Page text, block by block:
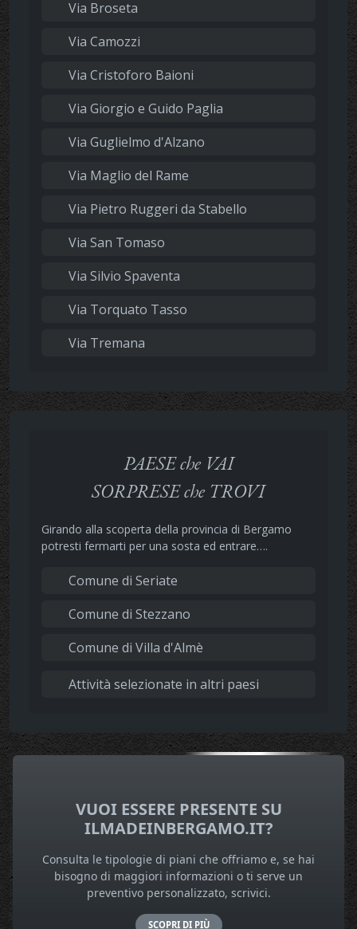
Via Broseta
Via Camozzi
Via Cristoforo Baioni
Via Giorgio e Guido Paglia
Via Guglielmo d'Alzano
Via Maglio del Rame
Via Pietro Ruggeri da Stabello
Via San Tomaso
Via Silvio Spaventa
Via Torquato Tasso
Via Tremana
PAESE che VAI
SORPRESE che TROVI
Girando alla scoperta della provincia di Bergamo
potresti fermarti per una sosta ed entrare….
Comune di Seriate
Comune di Stezzano
Comune di Villa d'Almè
Attività selezionate in altri paesi
VUOI ESSERE PRESENTE SU
ILMADEINBERGAMO.IT?
Consulta le tipologie di piani che offriamo e, se hai
bisogno di maggiori informazioni o ti serve un
preventivo personalizzato, scrivici.
SCOPRI DI PIÙ